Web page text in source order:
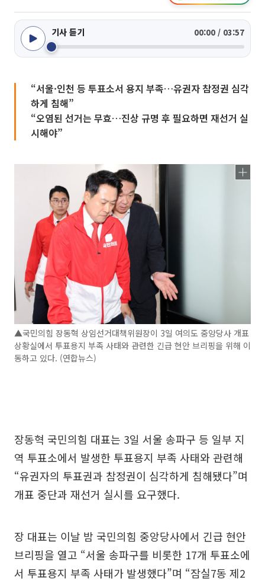
기사 듣기 00:00 / 03:57
“서울·인천 등 투표소서 용지 부족…유권자 참정권 심각
하게 침해”
“오염된 선거는 무효…진상 규명 후 필요하면 재선거 실
시해야”
▲국민의힘 장동혁 상임선거대책위원장이 3일 여의도 중앙당사 개표
상황실에서 투표용지 부족 사태와 관련한 긴급 현안 브리핑을 위해 이
동하고 있다. (연합뉴스)
장동혁 국민의힘 대표는 3일 서울 송파구 등 일부 지
역 투표소에서 발생한 투표용지 부족 사태와 관련해
“유권자의 투표권과 참정권이 심각하게 침해됐다”며
개표 중단과 재선거 실시를 요구했다.
장 대표는 이날 밤 국민의힘 중앙당사에서 긴급 현안
브리핑을 열고 “서울 송파구를 비롯한 17개 투표소에
서 투표용지 부족 사태가 발생했다”며 “잠실7동 제2